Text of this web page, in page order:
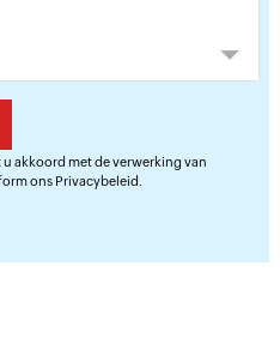
akkoord met de verwerking van
ons Privacybeleid